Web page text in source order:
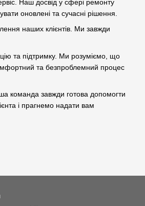
Наш досвід у сфері ремонту
оновлені та сучасні рішення.
наших клієнтів. Ми завжди
та підтримку. Ми розуміємо, що
та безпроблемний процес
команда завжди готова допомогти
і прагнемо надати вам